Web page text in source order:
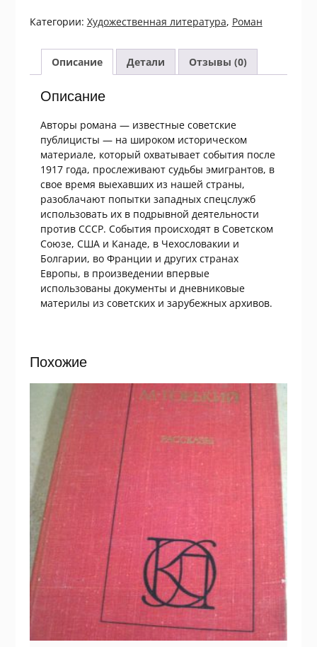
Андриянов,
Анатолий
Москаленко.
Полынь
чужбины
Категории: Xудожественная литература, Роман
Описание Детали Отзывы (0)
Описание
Авторы романа — известные советские
публицисты — на широком историческом
материале, который охватывает события после
1917 года, прослеживают судьбы эмигрантов, в
свое время выехавших из нашей страны,
разоблачают попытки западных спецслужб
использовать их в подрывной деятельности
против СССР. События происходят в Советском
Союзе, США и Канаде, в Чехословакии и
Болгарии, во Франции и других странах
Европы, в произведении впервые
использованы документы и дневниковые
материлы из советских и зарубежных архивов.
Похожие